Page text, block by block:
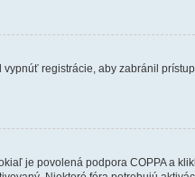
registrácie, aby zabránil
je povolená podpora COPPA a